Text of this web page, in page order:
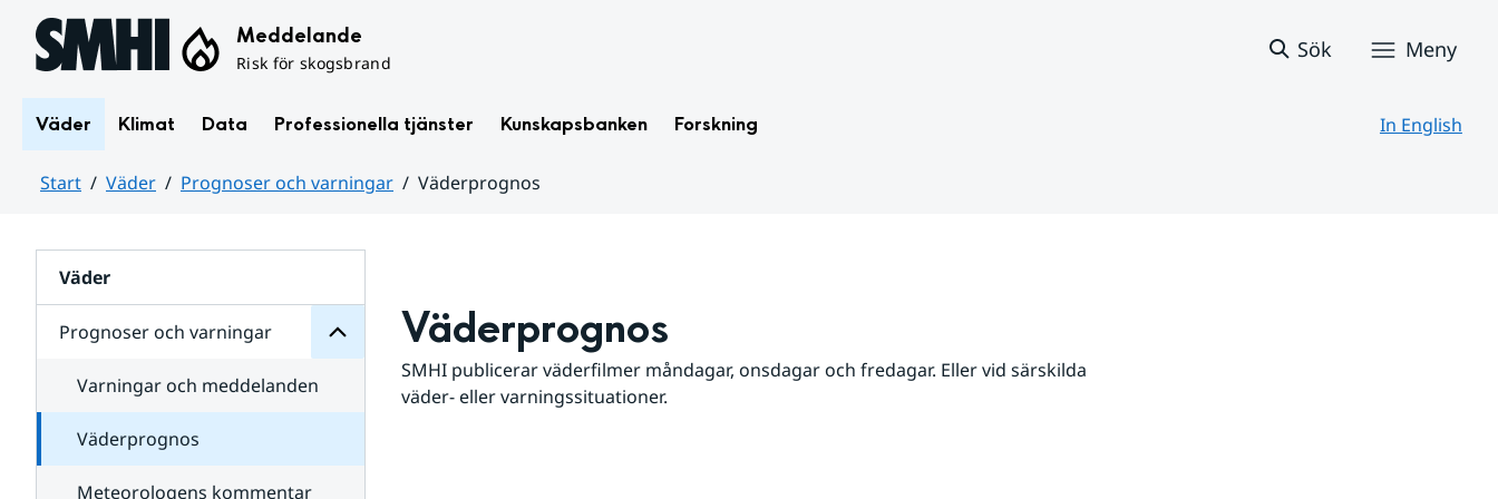
Hoppa till sidans innehåll Meddelande
Risk för skogsbrand
Sök Meny
Väder Klimat Data Professionella tjänster Kunskapsbanken Forskning In English
Start Väder Prognoser och varningar
Väderprognos
Väder
Prognoser och varningar
för
varningar
Varningar och meddelanden
Väderprognos
Meteorologens kommentar
Väderprognos
SMHI publicerar väderfilmer måndagar, onsdagar och fredagar. Eller vid särskilda
väder- eller varningssituationer.